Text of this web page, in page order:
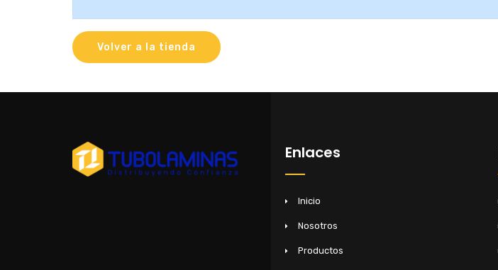
Volver a la tienda
Enlaces
Inicio
Nosotros
Productos